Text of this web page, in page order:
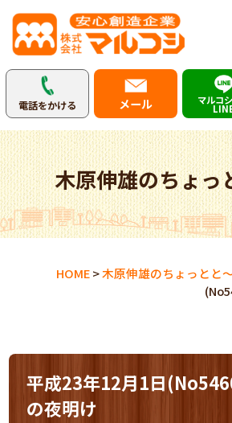
電話をかける メール マルコ
木原伸雄のちょっ
HOME>木原伸雄のちょっとと
平成23年12月1日
の夜明け